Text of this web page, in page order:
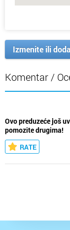
Izmenite ili
Komentar /
Ovo preduzeće još
pomozite drugima!
RATE